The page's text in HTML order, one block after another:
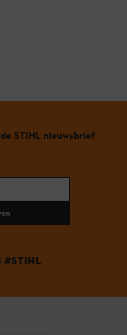
STIHL nieuwsbrief
#STIHL